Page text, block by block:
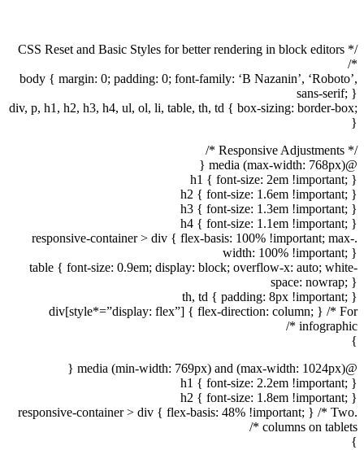
/* CSS Reset and Basic Styles for better rendering in block editors
*/
body { margin: 0; padding: 0; font-family: ‘B Nazanin’, ‘Roboto’,
sans-serif; }
div, p, h1, h2, h3, h4, ul, ol, li, table, th, td { box-sizing: border-box;
}
/* Responsive Adjustments */
@media (max-width: 768px) {
h1 { font-size: 2em !important; }
h2 { font-size: 1.6em !important; }
h3 { font-size: 1.3em !important; }
h4 { font-size: 1.1em !important; }
.responsive-container > div { flex-basis: 100% !important; max-
width: 100% !important; }
table { font-size: 0.9em; display: block; overflow-x: auto; white-
space: nowrap; }
th, td { padding: 8px !important; }
div[style*=”display: flex”] { flex-direction: column; } /* For
infographic */
}
@media (min-width: 769px) and (max-width: 1024px) {
h1 { font-size: 2.2em !important; }
h2 { font-size: 1.8em !important; }
.responsive-container > div { flex-basis: 48% !important; } /* Two
columns on tablets */
}